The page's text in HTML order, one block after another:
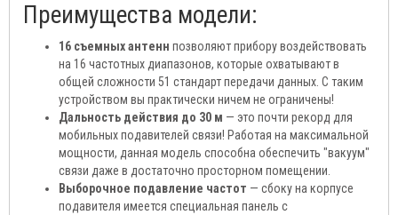
Преимущества модели:
16 съемных антенн позволяют прибору воздействовать
на 16 частотных диапазонов, которые охватывают в
общей сложности 51 стандарт передачи данных. С таким
устройством вы практически ничем не ограничены!
Дальность действия до 30 м — это почти рекорд для
мобильных подавителей связи! Работая на максимальной
мощности, данная модель способна обеспечить "вакуум"
связи даже в достаточно просторном помещении.
Выборочное подавление частот — сбоку на корпусе
подавителя имеется специальная панель с